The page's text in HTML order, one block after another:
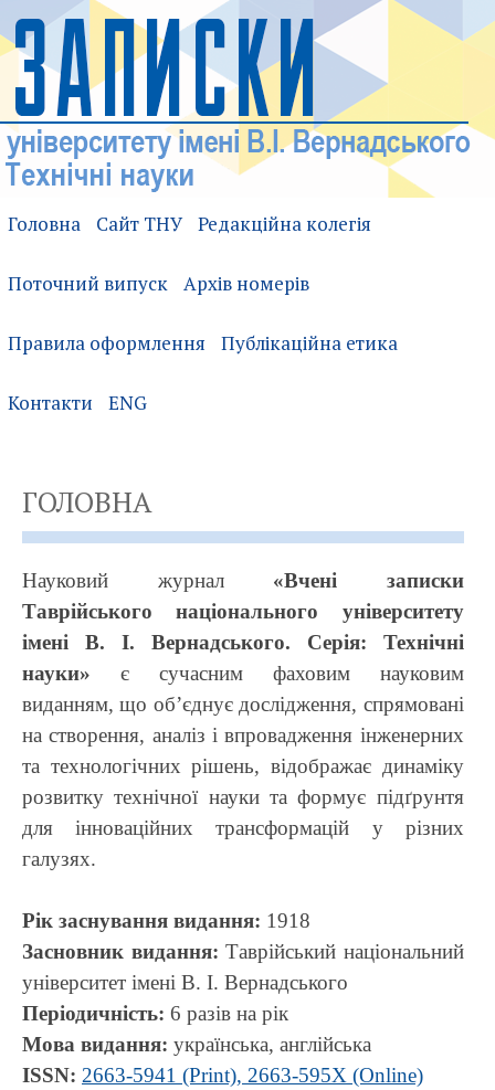
Головна Сайт ТНУ Редакційна колегія
Поточний випуск Архів номерів
Правила оформлення Публікаційна етика
Контакти ENG
ГОЛОВНА
Науковий журнал «Вчені записки
Таврійського національного університету
імені В. І. Вернадського. Серія: Технічні
науки» є сучасним фаховим науковим
виданням, що об’єднує дослідження, спрямовані
на створення, аналіз і впровадження інженерних
та технологічних рішень, відображає динаміку
розвитку технічної науки та формує підґрунтя
для інноваційних трансформацій у різних
галузях.
Рік заснування видання: 1918
Засновник видання: Таврійський національний
університет імені В. І. Вернадського
Періодичність: 6 разів на рік
Мова видання: українська, англійська
ISSN: 2663-5941 (Print), 2663-595X (Online)